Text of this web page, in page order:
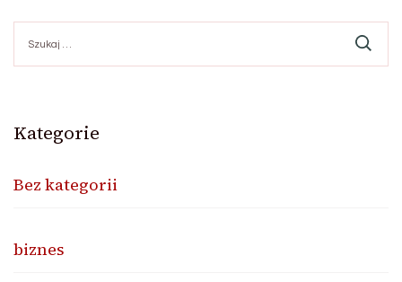
Kategorie
Bez kategorii
biznes